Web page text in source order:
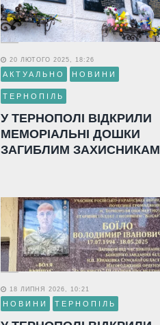
20 ЛЮТОГО 2025, 18:26
АКТУАЛЬНО НОВИНИ
ТЕРНОПІЛЬ
У ТЕРНОПОЛІ ВІДКРИЛИ
МЕМОРІАЛЬНІ ДОШКИ
ЗАГИБЛИМ ЗАХИСНИКАМ
18 ЛИПНЯ 2026, 10:21
НОВИНИ ТЕРНОПІЛЬ